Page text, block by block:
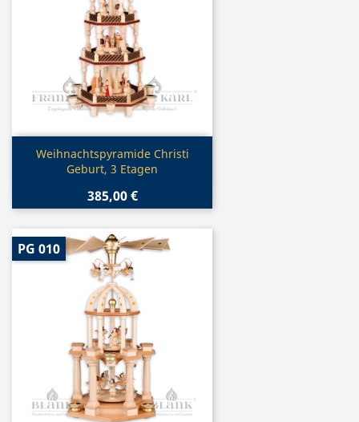
Vorschau
Weihnachtspyramide Christi
Geburt, 3 Etagen
385,00 €
PG 010